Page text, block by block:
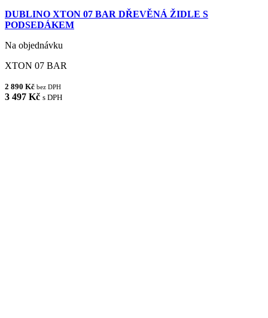
DUBLINO XTON 07 BAR DŘEVĚNÁ ŽIDLE S
PODSEDÁKEM
Na objednávku
XTON 07 BAR
2 890 Kč bez DPH
3 497 Kč s DPH